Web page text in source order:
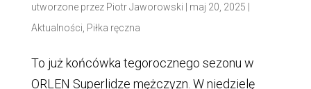
utworzone przez Piotr Jaworowski | maj 20, 2025 |
Aktualności Piłka ręczna
To już końcówka tegorocznego sezonu w
ORLEN Superlidze mężczyzn. W niedzielę